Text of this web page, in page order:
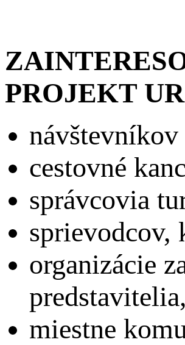
PROJEKT
cestovné
správcovia
sprievodcov,
organizácie
miestne